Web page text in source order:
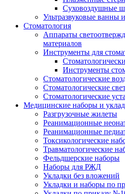
Суховоздушные
Ультразвуковые ванны
Стоматология
Аппараты
материалов
Инструменты для
Инструменты
Стоматологические
Стоматологические
Стоматологические
Медицинские наборы и
Разгрузочные жилеты
Реанимационные
Реанимационные
Токсикологические
Травматологические
Фельдшерские наборы
Наборы для РЖД
Укладки без вложений
Укладки и наборы по